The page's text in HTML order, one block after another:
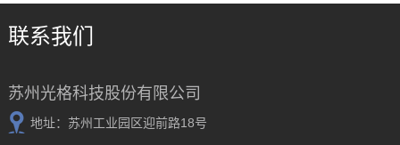
联系我们
苏州光格科技股份有限公司
地址：苏州工业园区迎前路18号